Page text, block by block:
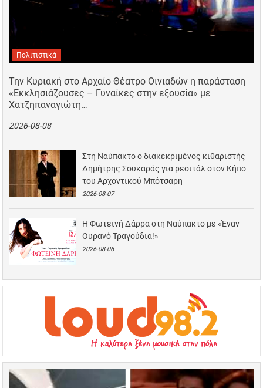
Πολιτιστικά
Την Κυριακή στο Αρχαίο Θέατρο Οινιαδών η παράσταση
«Εκκλησιάζουσες – Γυναίκες στην εξουσία» με
Χατζηπαναγιώτη…
2026-08-08
Στη Ναύπακτο ο διακεκριμένος κιθαριστής
Δημήτρης Σουκαράς για ρεσιτάλ στον Κήπο
του Αρχοντικού Μπότσαρη
2026-08-07
Η Φωτεινή Δάρρα στη Ναύπακτο με «Έναν
Ουρανό Τραγούδια!»
2026-08-06